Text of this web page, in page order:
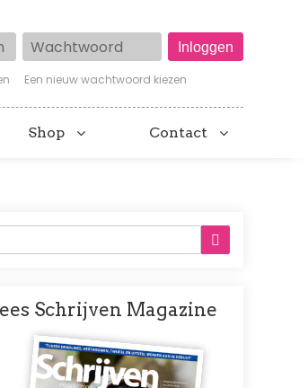
Wachtwoord
Een nieuw wachtwoord kiezen
Shop Contact
Schrijven Magazine
Afbeelding